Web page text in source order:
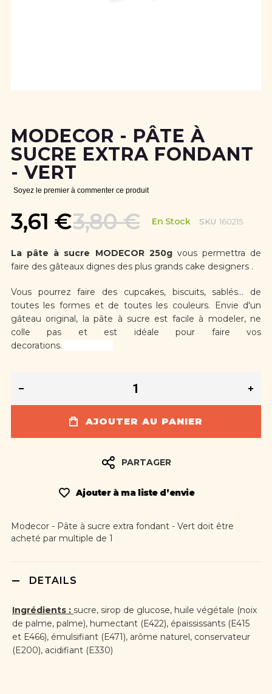
beginning
of
the
images
gallery
MODECOR - PÂTE À
SUCRE EXTRA FONDANT
- VERT
Soyez le premier à commenter ce produit
3,61 €3,80 € En Stock SKU 160215
La pâte à sucre MODECOR 250g vous permettra de
faire des gâteaux dignes des plus grands cake designers .
Vous pourrez faire des cupcakes, biscuits, sablés... de
toutes les formes et de toutes les couleurs. Envie d'un
gâteau original, la pâte à sucre est facile à modeler, ne
colle pas et est idéale pour faire vos
decorations.
AJOUTER AU PANIER
PARTAGER
Ajouter à ma liste d’envie
Modecor - Pâte à sucre extra fondant - Vert doit être
acheté par multiple de 1
DETAILS
Ingrédients : sucre, sirop de glucose, huile végétale (noix
de palme, palme), humectant (E422), épaississants (E415
et E466), émulsifiant (E471), arôme naturel, conservateur
(E200), acidifiant (E330)